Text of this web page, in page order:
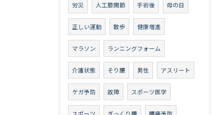
労災 人工膝関節 手術後 母の日
正しい運動 散歩 健康増進
マラソン ランニングフォーム
介護状態 そり腰 男性 アスリート
ケガ予防 故障 スポーツ医学